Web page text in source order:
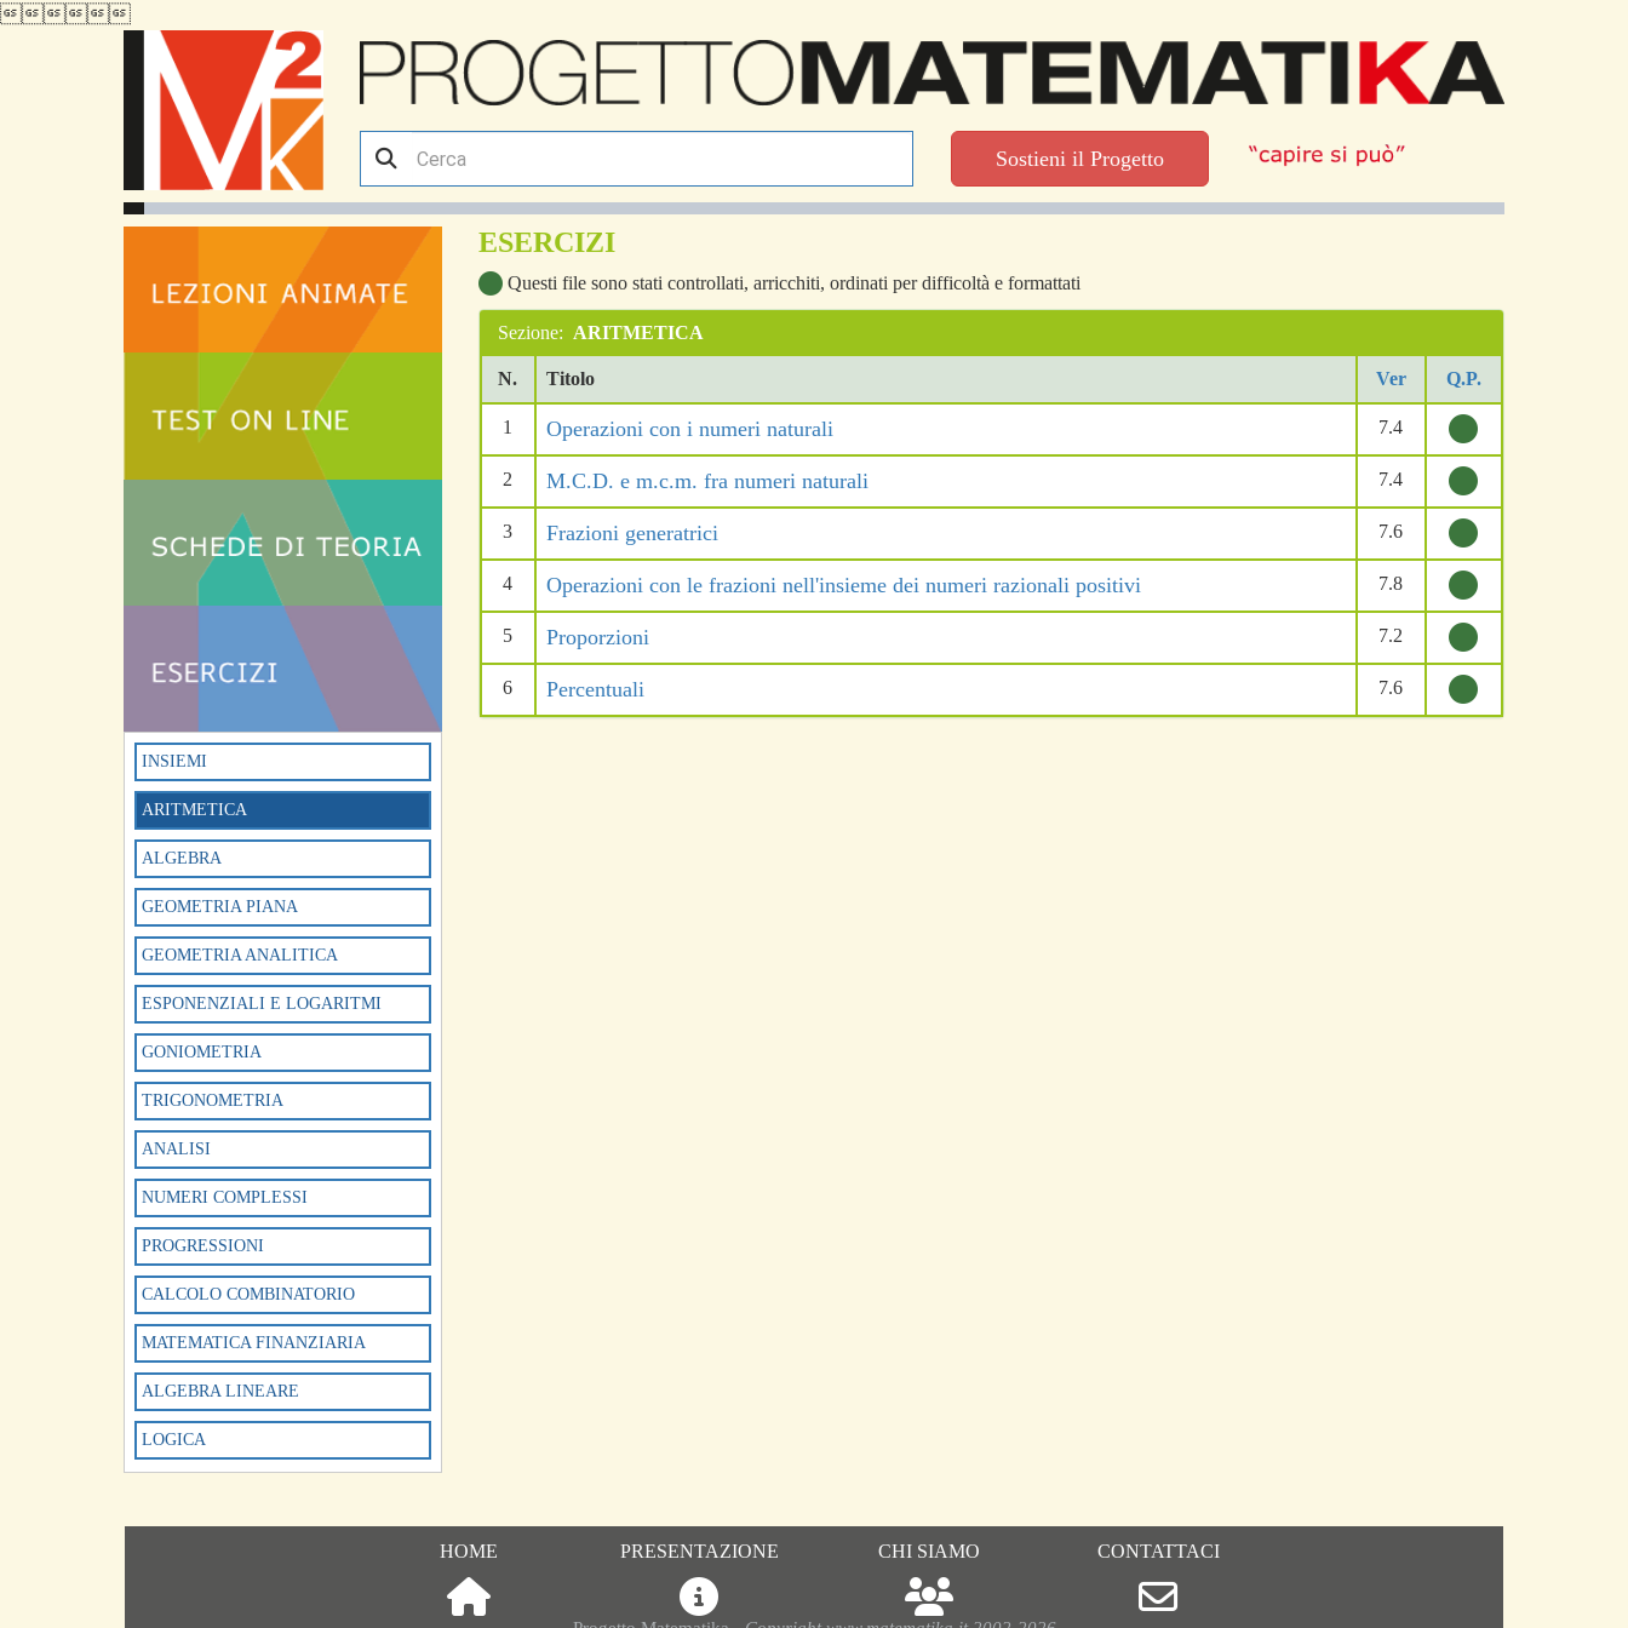
Sostieni il Progetto
INSIEMI
ARITMETICA
ALGEBRA
GEOMETRIA PIANA
GEOMETRIA ANALITICA
ESPONENZIALI E LOGARITMI
GONIOMETRIA
TRIGONOMETRIA
ANALISI
NUMERI COMPLESSI
PROGRESSIONI
CALCOLO COMBINATORIO
MATEMATICA FINANZIARIA
ALGEBRA LINEARE
LOGICA
ESERCIZI
Questi file sono stati controllati, arricchiti, ordinati per difficoltà e formattati
Sezione: ARITMETICA
N. Titolo Ver Q.P.
1 Operazioni con i numeri naturali 7.4
2 M.C.D. e m.c.m. fra numeri naturali 7.4
3 Frazioni generatrici 7.6
4 Operazioni con le frazioni nell'insieme dei numeri razionali positivi 7.8
5 Proporzioni 7.2
6 Percentuali 7.6
HOME PRESENTAZIONE CHI SIAMO CONTATTACI